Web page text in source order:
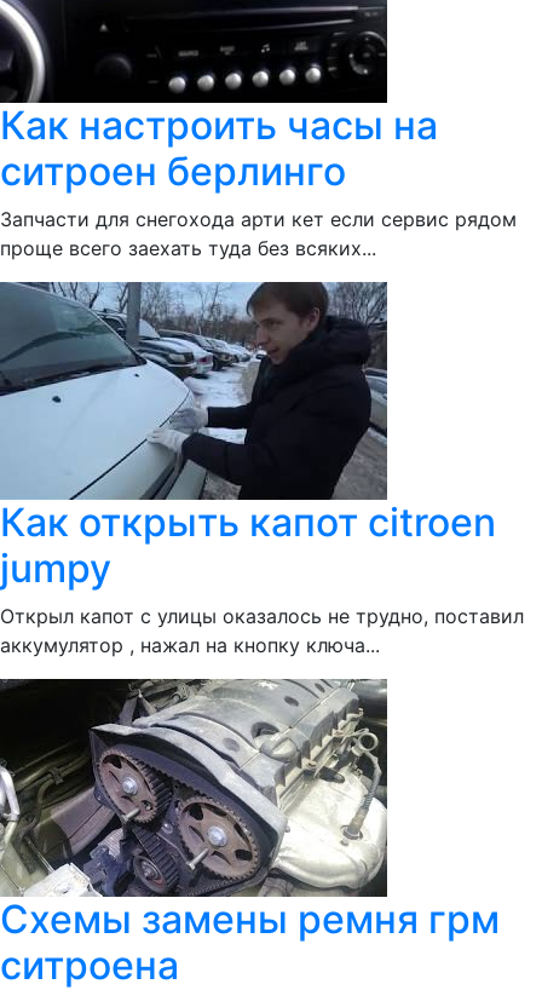
Как настроить часы на
ситроен берлинго
Запчасти для снегохода арти кет если сервис рядом
проще всего заехать туда без всяких...
Как открыть капот citroen
jumpy
Открыл капот с улицы оказалось не трудно, поставил
аккумулятор , нажал на кнопку ключа...
Схемы замены ремня грм
ситроена